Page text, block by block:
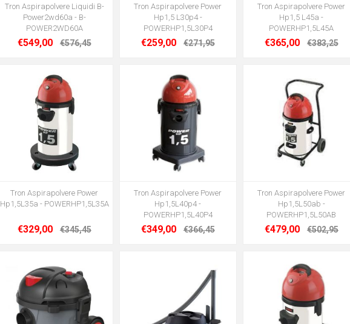
Tron Aspirapolvere Liquidi B-
Power2wd60a - B-
POWER2WD60A
€549,00 €576,45
Tron Aspirapolvere Power
Hp1,5 L30p4 -
POWERHP1,5L30P4
€259,00 €271,95
Tron Aspirapolvere Power
Hp1,5 L45a -
POWERHP1,5L45A
€365,00 €383,25
Tron Aspirapolvere Power
Hp1,5L35a - POWERHP1,5L35A
€329,00 €345,45
Tron Aspirapolvere Power
Hp1,5L40p4 -
POWERHP1,5L40P4
€349,00 €366,45
Tron Aspirapolvere Power
Hp1,5L50ab -
POWERHP1,5L50AB
€479,00 €502,95